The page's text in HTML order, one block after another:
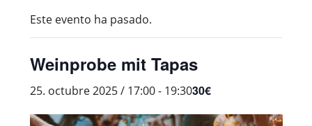
Este evento ha pasado.
Weinprobe mit Tapas
25. octubre 2025 / 17:00- 19:3030€